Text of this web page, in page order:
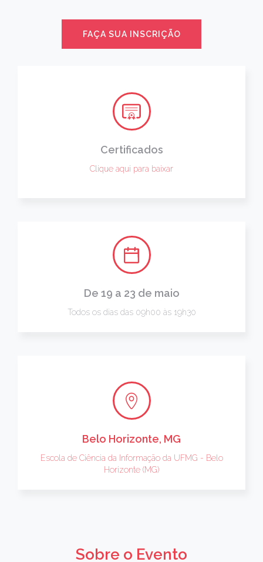
FAÇA SUA INSCRIÇÃO
Certificados
Clique aqui para baixar
De 19 a 23 de maio
Todos os dias das 09h00 às 19h30
Belo Horizonte, MG
Escola de Ciência da Informação da UFMG - Belo
Horizonte (MG)
Sobre o Evento